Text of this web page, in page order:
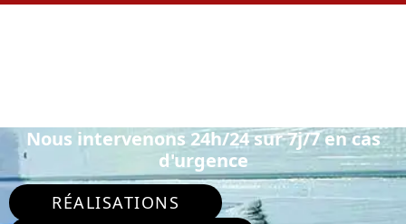
Nous intervenons 24h/24 sur 7j/7 en cas
d'urgence
RÉALISATIONS